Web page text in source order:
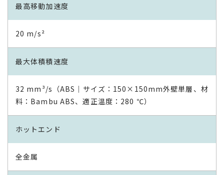
最高移動加速度
20 m/s²
最大体積積速度
32 mm³/s（ABS｜サイズ：150×150mm外壁単層、材
料：Bambu ABS、適正温度：280 ℃）
ホットエンド
全金属